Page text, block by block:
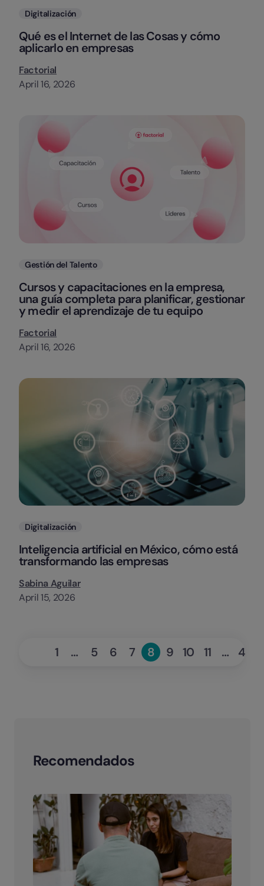
Categorias
Digitalización
Qué es el Internet de las Cosas y cómo
aplicarlo en empresas
Factorial
April 16, 2026
Categorias
Gestión del Talento
Cursos y capacitaciones en la empresa,
una guía completa para planificar, gestionar
y medir el aprendizaje de tu equipo
Factorial
April 16, 2026
Categorias
Digitalización
Inteligencia artificial en México, cómo está
transformando las empresas
Sabina Aguilar
April 15, 2026
PreviousPage
1 … Page
5 Page
6 Page
7 Page
8 Page
9 Page
10 Page
11 … 42
Recomendados